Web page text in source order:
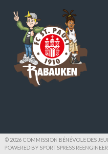
© 2026 COMMISSION BÉNÉVOLE DES
POWERED BY SPORTSPRESS